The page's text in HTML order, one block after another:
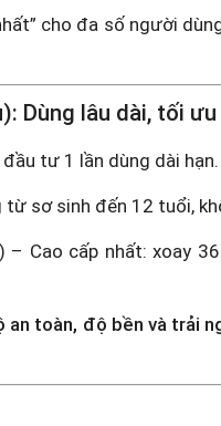
cho đa số người
Dùng lâu dài, tối
tư 1 lần dùng dài hạn.
từ sơ sinh đến 12 tuổi,
– Cao cấp nhất: xoay
an toàn, độ bền và trải